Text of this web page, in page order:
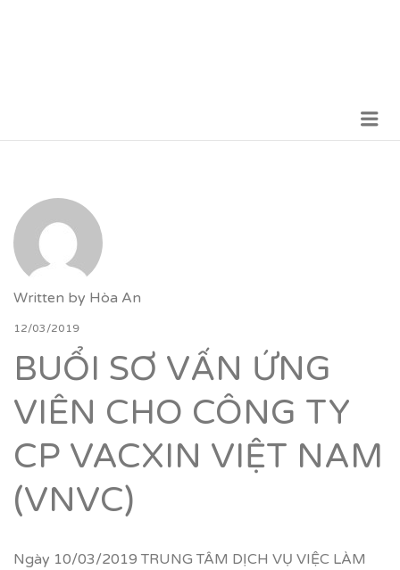
Written by Hòa An
12/03/2019
BUỔI SƠ VẤN ỨNG
VIÊN CHO CÔNG TY
CP VACXIN VIỆT NAM
(VNVC)
Ngày 10/03/2019 TRUNG TÂM DỊCH VỤ VIỆC LÀM